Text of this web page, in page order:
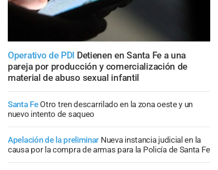
Operativo de PDI Detienen en Santa Fe a una
pareja por producción y comercialización de
material de abuso sexual infantil
Santa Fe Otro tren descarrilado en la zona oeste y un
nuevo intento de saqueo
Apelación de la preliminar Nueva instancia judicial en la
causa por la compra de armas para la Policía de Santa Fe